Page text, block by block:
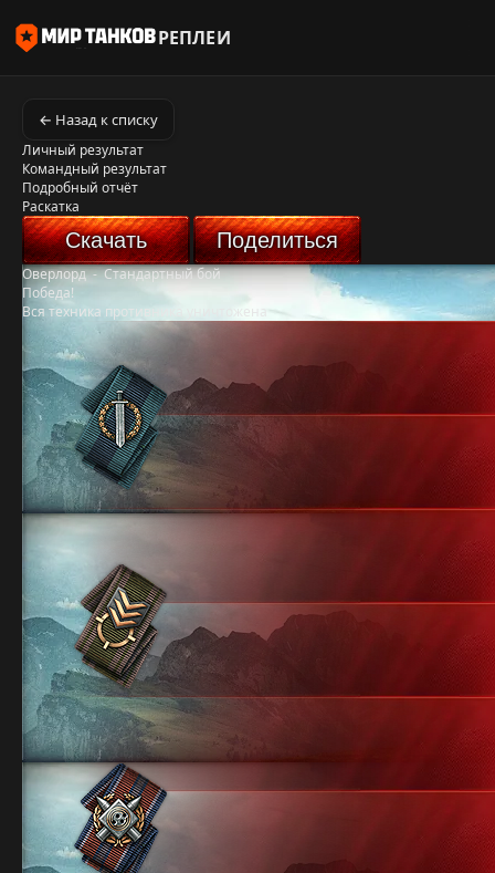
РЕПЛЕИ
← Назад к списку
Личный результат
Командный результат
Подробный отчёт
Раскатка
Скачать Поделиться
Оверлорд-Стандартный бой
Победа!
Вся техника противника уничтожена